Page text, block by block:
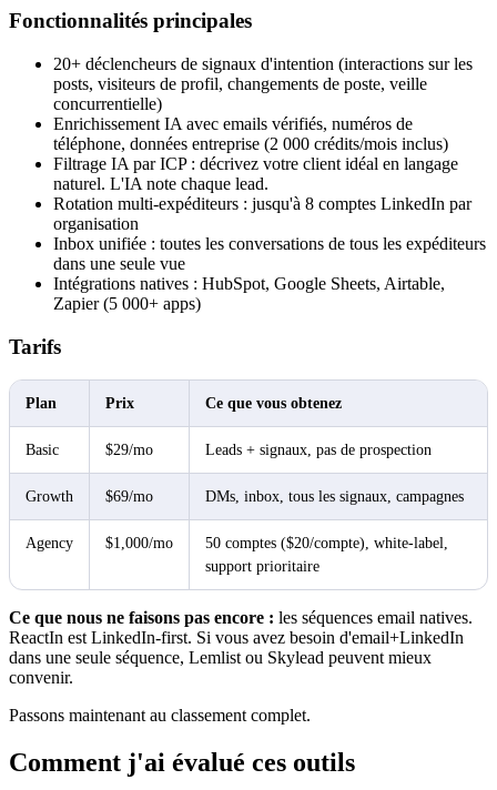
Fonctionnalités principales
20+ déclencheurs de signaux d'intention (interactions sur les
posts, visiteurs de profil, changements de poste, veille
concurrentielle)
Enrichissement IA avec emails vérifiés, numéros de
téléphone, données entreprise (2 000 crédits/mois inclus)
Filtrage IA par ICP : décrivez votre client idéal en langage
naturel. L'IA note chaque lead.
Rotation multi-expéditeurs : jusqu'à 8 comptes LinkedIn par
organisation
Inbox unifiée : toutes les conversations de tous les expéditeurs
dans une seule vue
Intégrations natives : HubSpot, Google Sheets, Airtable,
Zapier (5 000+ apps)
Tarifs
Plan Prix Ce que vous obtenez
Basic $29/mo Leads + signaux, pas de prospection
Growth $69/mo DMs, inbox, tous les signaux, campagnes
Agency $1,000/mo
50 comptes ($20/compte), white-label,
support prioritaire
Ce que nous ne faisons pas encore : les séquences email natives.
ReactIn est LinkedIn-first. Si vous avez besoin d'email+LinkedIn
dans une seule séquence, Lemlist ou Skylead peuvent mieux
convenir.
Passons maintenant au classement complet.
Comment j'ai évalué ces outils